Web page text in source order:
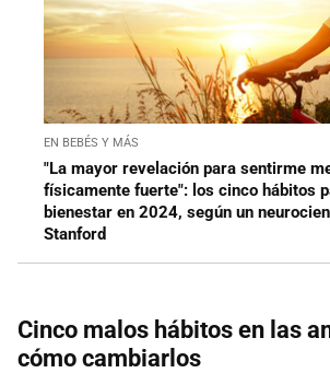
EN BEBÉS Y MÁS
"La mayor revelación para sentirme
físicamente fuerte": los cinco hábitos
bienestar en 2024, según un
Stanford
Cinco malos hábitos en las
cómo cambiarlos